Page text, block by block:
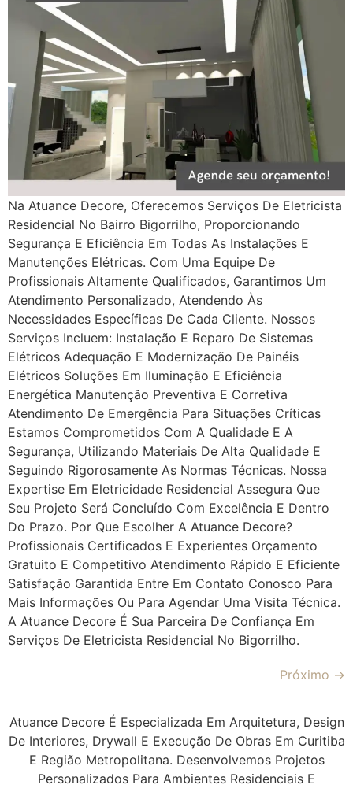
Na Atuance Decore, Oferecemos Serviços De Eletricista
Residencial No Bairro Bigorrilho, Proporcionando
Segurança E Eficiência Em Todas As Instalações E
Manutenções Elétricas. Com Uma Equipe De
Profissionais Altamente Qualificados, Garantimos Um
Atendimento Personalizado, Atendendo Às
Necessidades Específicas De Cada Cliente. Nossos
Serviços Incluem: Instalação E Reparo De Sistemas
Elétricos Adequação E Modernização De Painéis
Elétricos Soluções Em Iluminação E Eficiência
Energética Manutenção Preventiva E Corretiva
Atendimento De Emergência Para Situações Críticas
Estamos Comprometidos Com A Qualidade E A
Segurança, Utilizando Materiais De Alta Qualidade E
Seguindo Rigorosamente As Normas Técnicas. Nossa
Expertise Em Eletricidade Residencial Assegura Que
Seu Projeto Será Concluído Com Excelência E Dentro
Do Prazo. Por Que Escolher A Atuance Decore?
Profissionais Certificados E Experientes Orçamento
Gratuito E Competitivo Atendimento Rápido E Eficiente
Satisfação Garantida Entre Em Contato Conosco Para
Mais Informações Ou Para Agendar Uma Visita Técnica.
A Atuance Decore É Sua Parceira De Confiança Em
Serviços De Eletricista Residencial No Bigorrilho.
Próximo →
Atuance Decore É Especializada Em Arquitetura, Design
De Interiores, Drywall E Execução De Obras Em Curitiba
E Região Metropolitana. Desenvolvemos Projetos
Personalizados Para Ambientes Residenciais E